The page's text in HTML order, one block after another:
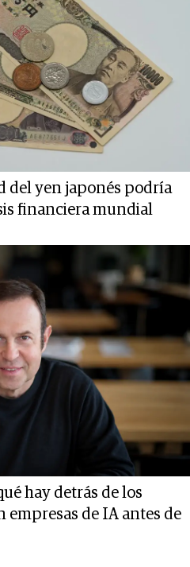
del yen japonés podría
financiera mundial
hay detrás de los
de IA antes de